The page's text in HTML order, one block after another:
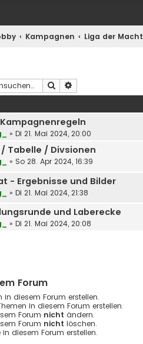
Kampagnen Liga der Macht
Suche
» Di 21. Mai 2024, 20:00
Tabelle / Divsionen
» So 28. Apr 2024, 16:39
- Ergebnisse und Bilder
» Di 21. Mai 2024, 21:38
und Laberecke
» Di 21. Mai 2024, 20:08
Forum
in diesem Forum erstellen.
in diesem Forum erstellen.
Forum nicht ändern.
Forum nicht löschen.
diesem Forum erstellen.